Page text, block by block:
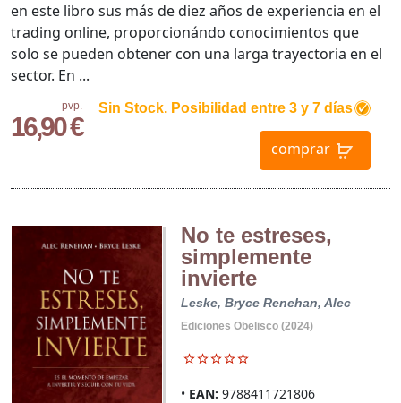
pvp.
16,90 €
Sin Stock. Posibilidad entre 3 y 7 días
comprar
en este libro sus más de diez años de experiencia en el
trading online, proporcionándo conocimientos que
solo se pueden obtener con una larga trayectoria en el
sector. En ...
No te estreses,
simplemente
invierte
Leske, Bryce Renehan, Alec
Ediciones Obelisco (2024)
EAN: 9788411721806